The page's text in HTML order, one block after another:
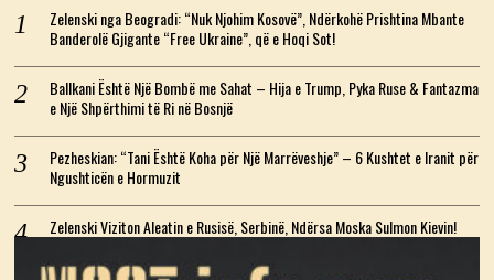
Zelenski nga Beogradi: “Nuk Njohim Kosovë”, Ndërkohë Prishtina Mbante
Banderolë Gjigante “Free Ukraine”, që e Hoqi Sot!
Ballkani Është Një Bombë me Sahat – Hija e Trump, Pyka Ruse & Fantazma
e Një Shpërthimi të Ri në Bosnjë
Pezheskian: “Tani Është Koha për Një Marrëveshje” – 6 Kushtet e Iranit për
Ngushticën e Hormuzit
Zelenski Viziton Aleatin e Rusisë, Serbinë, Ndërsa Moska Sulmon Kievin!